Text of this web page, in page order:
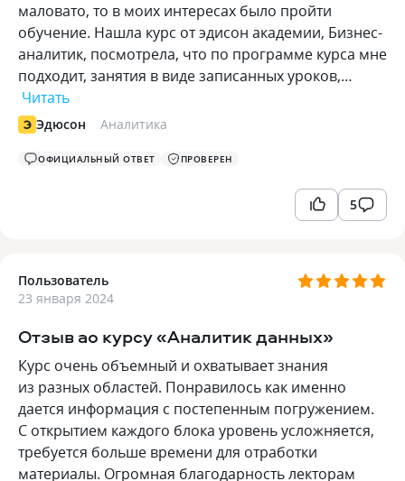
маловато, то в моих интересах было пройти
обучение. Нашла курс от эдисон академии, Бизнес-
аналитик, посмотрела, что по программе курса мне
подходит, занятия в виде записанных уроков,…
Читать
Эдюсон Аналитика
ОФИЦИАЛЬНЫЙ ОТВЕТ ПРОВЕРЕН
5
Пользователь
23 января 2024
Отзыв ао курсу «Аналитик данных»
Курс очень объемный и охватывает знания
из разных областей. Понравилось как именно
дается информация с постепенным погружением.
С открытием каждого блока уровень усложняется,
требуется больше времени для отработки
материалы. Огромная благодарность лекторам